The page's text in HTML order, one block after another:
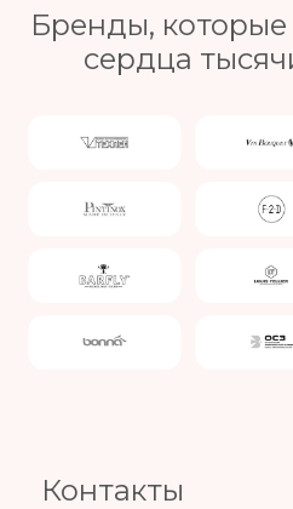
Бренды, которые
сердца
Контакты